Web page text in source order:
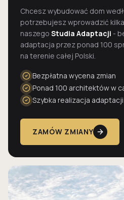
Chcesz wybudować dom
potrzebujesz wprowadzić
naszego Studia Adaptacji -
adaptacja przez ponad 100
na terenie całej Polski.
Bezpłatna wycena zmian
Ponad 100 architektów w
Szybka realizacja adaptacji
ZAMÓW ZMIANY